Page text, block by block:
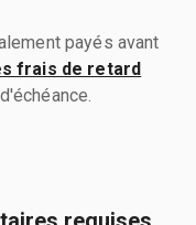
payés avant
frais de retard